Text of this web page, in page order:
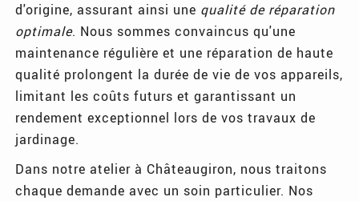
d'origine, assurant ainsi une qualité de réparation
optimale. Nous sommes convaincus qu'une
maintenance régulière et une réparation de haute
qualité prolongent la durée de vie de vos appareils,
limitant les coûts futurs et garantissant un
rendement exceptionnel lors de vos travaux de
jardinage.
Dans notre atelier à Châteaugiron, nous traitons
chaque demande avec un soin particulier. Nos